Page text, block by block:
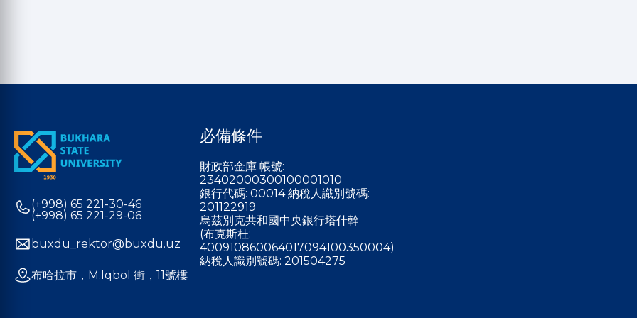
(+998) 65 221-30-46
(+998) 65 221-29-06
buxdu_rektor@buxdu.uz
布哈拉市，M.Iqbol 街，11號樓
必備條件
財政部金庫 帳號:
23402000300100001010
銀行代碼: 00014 納稅人識別號碼:
201122919
烏茲別克共和國中央銀行塔什幹
(布克斯杜:
400910860064017094100350004)
納稅人識別號碼: 201504275